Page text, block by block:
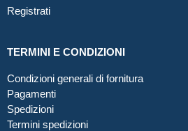
Registrati
TERMINI E CONDIZIONI
Condizioni generali di fornitura
Pagamenti
Spedizioni
Termini spedizioni